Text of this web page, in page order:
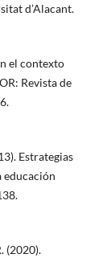
d’Alacant.
el contexto
Revista de
Estrategias
educación
(2020).